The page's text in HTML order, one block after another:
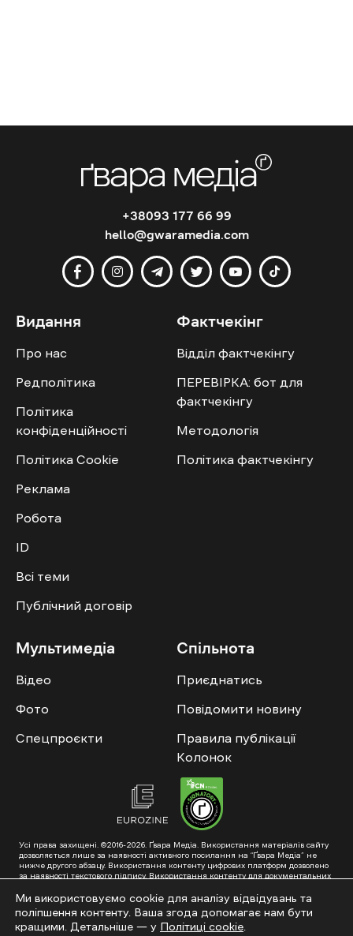
+38093 177 66 99
hello@gwaramedia.com
Видання
Про нас
Редполітика
Політика
конфіденційності
Політика Cookie
Реклама
Робота
ID
Всі теми
Публічний договір
Фактчекінг
Відділ фактчекінгу
ПЕРЕВІРКА: бот для
фактчекінгу
Методологія
Політика фактчекінгу
Мультимедіа
Відео
Фото
Спецпроєкти
Спільнота
Приєднатись
Повідомити новину
Правила публікації
Колонок
Усі права захищені. ©2016-2026. Ґвара Медіа. Використання матеріалів сайту
дозволяється лише за наявності активного посилання на “Ґвара Медіа” не
нижче другого абзацу. Використання контенту цифрових платформ дозволено
за наявності текстового підпису. Використання контенту для документальних
схвалення від редакції.
Суб’єкт у сфері онлайн-медіа; ідентифікатор медіа – R40-01353. Поштова
адреса: ГО «Ґвара Медіа», 61057, Харків, вул. Гоголя, 14, абонентська скринька
№7400
Ми використовуємо cookie для аналізу відвідувань та
поліпшення контенту. Ваша згода допомагає нам бути
кращими. Детальніше — у Політиці cookie